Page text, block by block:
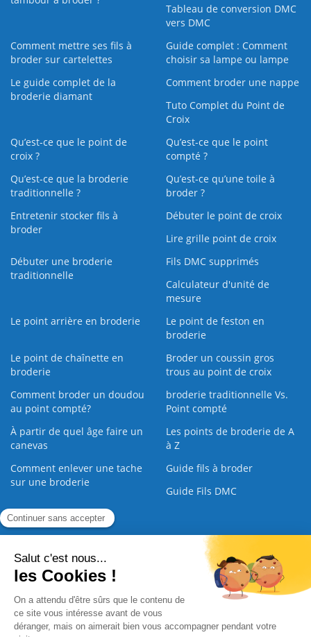
Tableau de conversion DMC
vers DMC
Comment mettre ses fils à
broder sur cartelettes
Guide complet : Comment
choisir sa lampe ou lampe
Le guide complet de la
broderie diamant
Comment broder une nappe
Tuto Complet du Point de
Croix
Qu’est-ce que le point de
croix ?
Qu’est-ce que le point
compté ?
Qu’est-ce que la broderie
traditionnelle ?
Qu’est‑ce qu’une toile à
broder ?
Entretenir stocker fils à
broder
Débuter le point de croix
Lire grille point de croix
Débuter une broderie
traditionnelle
Fils DMC supprimés
Calculateur d'unité de
mesure
Le point arrière en broderie
Le point de feston en
broderie
Le point de chaînette en
broderie
Broder un coussin gros
trous au point de croix
Comment broder un doudou
au point compté?
broderie traditionnelle Vs.
Point compté
À partir de quel âge faire un
canevas
Les points de broderie de A
à Z
Comment enlever une tache
sur une broderie
Guide fils à broder
Guide Fils DMC
Guide de la Broderie
Nous contacter |
Paiement sécurisé